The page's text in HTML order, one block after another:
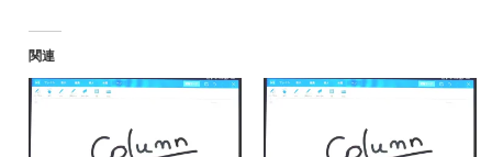
関連